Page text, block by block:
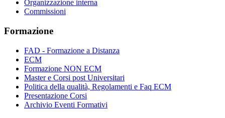
Organizzazione interna
Commissioni
Formazione
FAD - Formazione a Distanza
ECM
Formazione NON ECM
Master e Corsi post Universitari
Politica della qualità, Regolamenti e Faq ECM
Presentazione Corsi
Archivio Eventi Formativi